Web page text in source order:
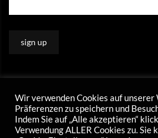
Wir verwenden Cookies auf unserer
Präferenzen zu speichern und
Indem Sie auf „Alle akzeptieren“
Verwendung ALLER Cookies zu. Sie